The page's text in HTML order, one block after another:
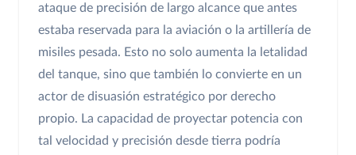
ataque de precisión de largo alcance que antes
estaba reservada para la aviación o la artillería de
misiles pesada. Esto no solo aumenta la letalidad
del tanque, sino que también lo convierte en un
actor de disuasión estratégico por derecho
propio. La capacidad de proyectar potencia con
tal velocidad y precisión desde tierra podría